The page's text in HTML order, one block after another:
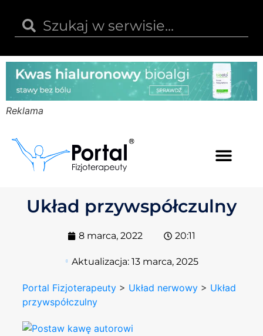
Reklama
Układ przywspółczulny
8 marca, 2022 20:11
Aktualizacja: 13 marca, 2025
Portal Fizjoterapeuty > Układ nerwowy > Układ
przywspółczulny